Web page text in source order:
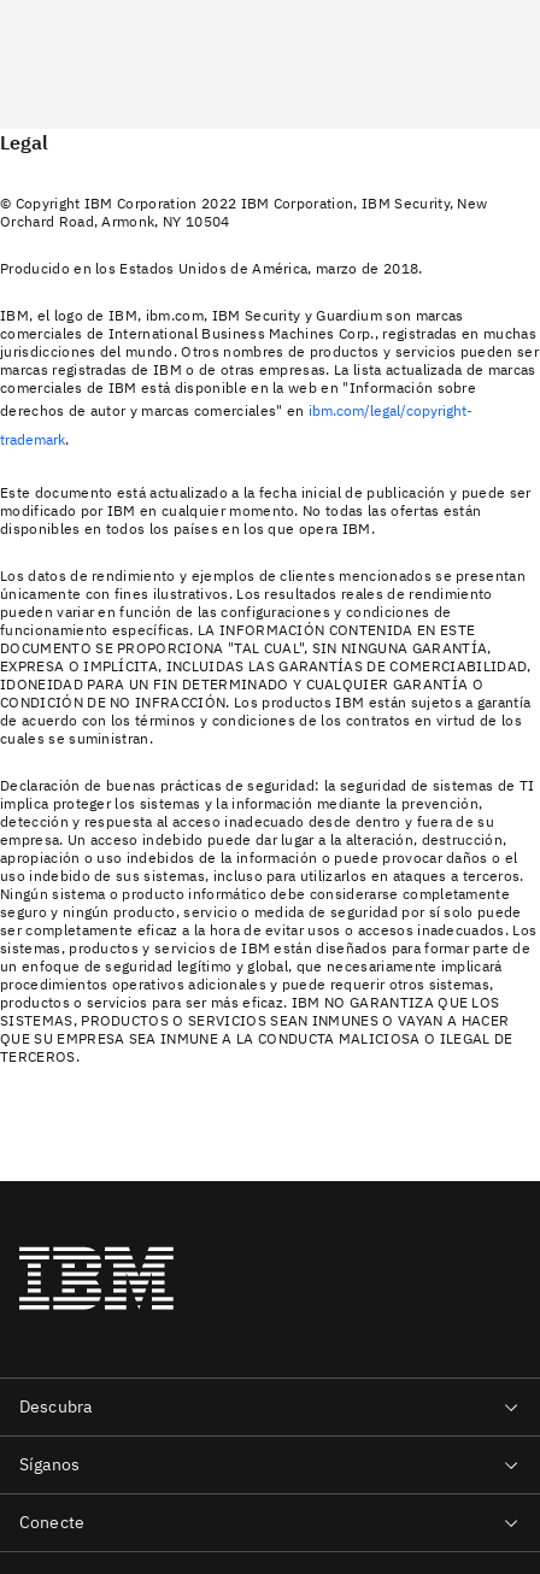
Legal
© Copyright IBM Corporation 2022 IBM Corporation, IBM Security, New
Orchard Road, Armonk, NY 10504
Producido en los Estados Unidos de América, marzo de 2018.
IBM, el logo de IBM, ibm.com, IBM Security y Guardium son marcas
comerciales de International Business Machines Corp., registradas en muchas
jurisdicciones del mundo. Otros nombres de productos y servicios pueden ser
marcas registradas de IBM o de otras empresas. La lista actualizada de marcas
comerciales de IBM está disponible en la web en "Información sobre
derechos de autor y marcas comerciales" en ibm.com/legal/copyright-
trademark.
Este documento está actualizado a la fecha inicial de publicación y puede ser
modificado por IBM en cualquier momento. No todas las ofertas están
disponibles en todos los países en los que opera IBM.
Los datos de rendimiento y ejemplos de clientes mencionados se presentan
únicamente con fines ilustrativos. Los resultados reales de rendimiento
pueden variar en función de las configuraciones y condiciones de
funcionamiento específicas. LA INFORMACIÓN CONTENIDA EN ESTE
DOCUMENTO SE PROPORCIONA "TAL CUAL", SIN NINGUNA GARANTÍA,
EXPRESA O IMPLÍCITA, INCLUIDAS LAS GARANTÍAS DE COMERCIABILIDAD,
IDONEIDAD PARA UN FIN DETERMINADO Y CUALQUIER GARANTÍA O
CONDICIÓN DE NO INFRACCIÓN. Los productos IBM están sujetos a garantía
de acuerdo con los términos y condiciones de los contratos en virtud de los
cuales se suministran.
Declaración de buenas prácticas de seguridad: la seguridad de sistemas de TI
implica proteger los sistemas y la información mediante la prevención,
detección y respuesta al acceso inadecuado desde dentro y fuera de su
empresa. Un acceso indebido puede dar lugar a la alteración, destrucción,
apropiación o uso indebidos de la información o puede provocar daños o el
uso indebido de sus sistemas, incluso para utilizarlos en ataques a terceros.
Ningún sistema o producto informático debe considerarse completamente
seguro y ningún producto, servicio o medida de seguridad por sí solo puede
ser completamente eficaz a la hora de evitar usos o accesos inadecuados. Los
sistemas, productos y servicios de IBM están diseñados para formar parte de
un enfoque de seguridad legítimo y global, que necesariamente implicará
procedimientos operativos adicionales y puede requerir otros sistemas,
productos o servicios para ser más eficaz. IBM NO GARANTIZA QUE LOS
SISTEMAS, PRODUCTOS O SERVICIOS SEAN INMUNES O VAYAN A HACER
QUE SU EMPRESA SEA INMUNE A LA CONDUCTA MALICIOSA O ILEGAL DE
TERCEROS.